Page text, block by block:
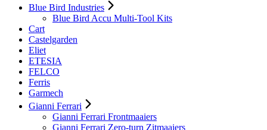
Blue Bird Industries
Blue Bird Accu Multi-Tool Kits
Cart
Castelgarden
Eliet
ETESIA
FELCO
Ferris
Garmech
Gianni Ferrari
Gianni Ferrari Frontmaaiers
Gianni Ferrari Zero-turn Zitmaaiers